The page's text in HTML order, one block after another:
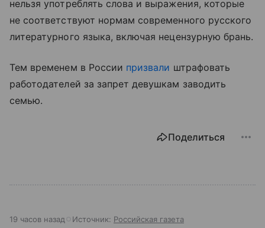
нельзя употреблять слова и выражения, которые
не соответствуют нормам современного русского
литературного языка, включая нецензурную брань.
Тем временем в России призвали штрафовать
работодателей за запрет девушкам заводить
семью.
Поделиться
19 часов назад Источник: Российская газета